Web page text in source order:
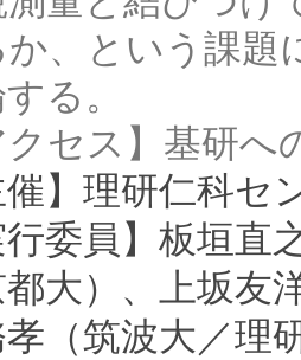
、という課題
る。
クセス】基研
催】理研仁科セ
行委員 】板垣直
都大） 、上坂友
（筑波大／理